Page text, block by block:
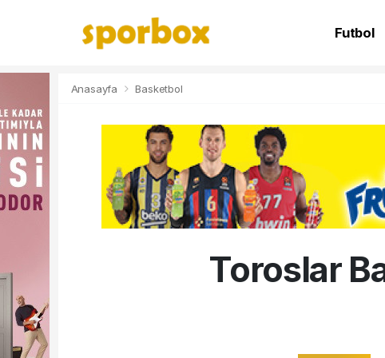
Futbol
Anasayfa Basketbol
Toroslar